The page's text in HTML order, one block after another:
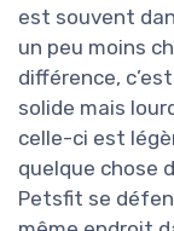
est souvent
un peu moins
différence,
solide mais
celle-ci est
quelque chose
Petsfit se